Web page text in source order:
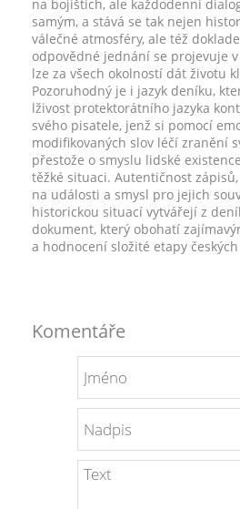
na bojištích, ale každodenní
samým, a stává se tak nejen
válečné atmosféry, ale též
odpovědné jednání se projevuje
lze za všech okolností dát životu
Pozoruhodný je i jazyk deníku,
lživost protektorátního jazyka
svého pisatele, jenž si pomocí
modifikovaných slov léčí zranění
přestože o smyslu lidské
těžké situaci. Autentičnost
na události a smysl pro jejich
historickou situací vytvářejí z
dokument, který obohatí
a hodnocení složité etapy
Komentáře